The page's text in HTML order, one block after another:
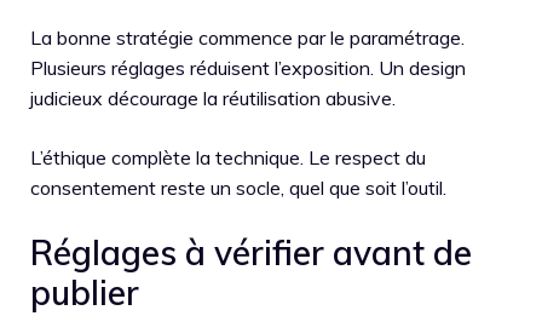
La bonne stratégie commence par le paramétrage.
Plusieurs réglages réduisent l’exposition. Un design
judicieux décourage la réutilisation abusive.
L’éthique complète la technique. Le respect du
consentement reste un socle, quel que soit l’outil.
Réglages à vérifier avant de
publier